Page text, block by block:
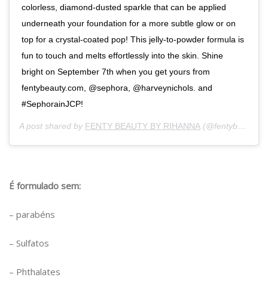
colorless, diamond-dusted sparkle that can be applied
underneath your foundation for a more subtle glow or on
top for a crystal-coated pop! This jelly-to-powder formula is
fun to touch and melts effortlessly into the skin. Shine
bright on September 7th when you get yours from
fentybeauty.com, @sephora, @harveynichols. and
#SephorainJCP!
A post shared by FENTY BEAUTY BY RIHANNA (@fentybeauty) on
É formulado sem:
– parabéns
– Sulfatos
– Phthalates